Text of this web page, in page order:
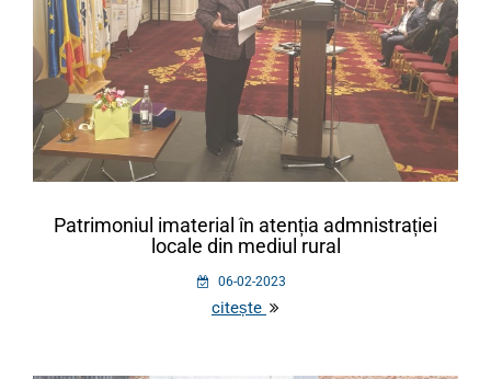
Patrimoniul imaterial în atenția admnistrației
locale din mediul rural
06-02-2023
citește